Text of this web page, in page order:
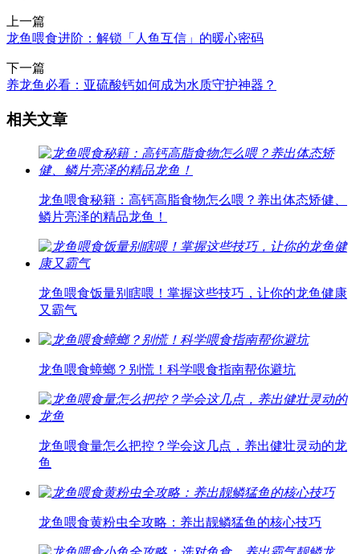
上一篇
龙鱼喂食进阶：解锁「人鱼互信」的暖心密码
下一篇
养龙鱼必看：亚硫酸钙如何成为水质守护神器？
相关文章
龙鱼喂食秘籍：高钙高脂食物怎么喂？养出体态矫健、
鳞片亮泽的精品龙鱼！
龙鱼喂食饭量别瞎喂！掌握这些技巧，让你的龙鱼健康
又霸气
龙鱼喂食蟑螂？别慌！科学喂食指南帮你避坑
龙鱼喂食量怎么把控？学会这几点，养出健壮灵动的龙
鱼
龙鱼喂食黄粉虫全攻略：养出靓鳞猛鱼的核心技巧